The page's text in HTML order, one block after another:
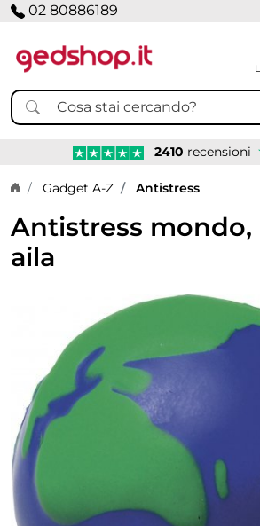
02 80886189
2410 recensioni
Home page
Gadget A-Z Antistress
Antistress mondo,
aila